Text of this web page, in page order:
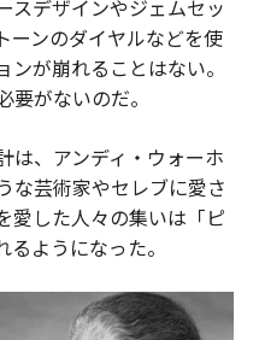
スデザインやジェムセッ
ーンのダイヤルなどを使
が崩れることはない。
がないのだ。
は、アンディ・ウォーホ
な芸術家やセレブに愛さ
愛した人々の集いは「ピ
ようになった。